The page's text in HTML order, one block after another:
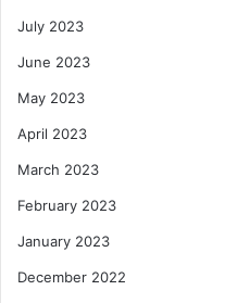
July 2023
June 2023
May 2023
April 2023
March 2023
February 2023
January 2023
December 2022